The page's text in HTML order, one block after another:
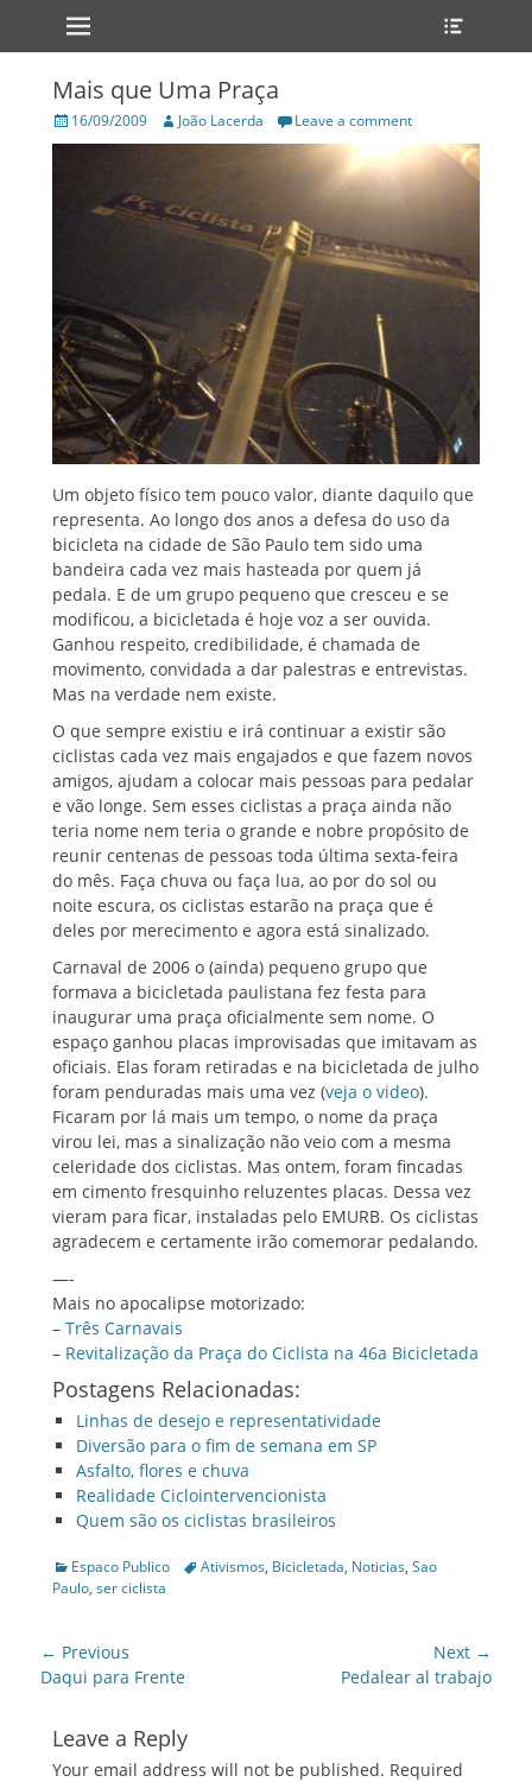
Primary Menu
Skip
Mais que Uma Praça
Posted
on
16/09/2009 Author
João Lacerda Leave a comment
Um objeto físico tem pouco valor, diante daquilo que
representa. Ao longo dos anos a defesa do uso da
bicicleta na cidade de São Paulo tem sido uma
bandeira cada vez mais hasteada por quem já
pedala. E de um grupo pequeno que cresceu e se
modificou, a bicicletada é hoje voz a ser ouvida.
Ganhou respeito, credibilidade, é chamada de
movimento, convidada a dar palestras e entrevistas.
Mas na verdade nem existe.
O que sempre existiu e irá continuar a existir são
ciclistas cada vez mais engajados e que fazem novos
amigos, ajudam a colocar mais pessoas para pedalar
e vão longe. Sem esses ciclistas a praça ainda não
teria nome nem teria o grande e nobre propósito de
reunir centenas de pessoas toda última sexta-feira
do mês. Faça chuva ou faça lua, ao por do sol ou
noite escura, os ciclistas estarão na praça que é
deles por merecimento e agora está sinalizado.
Carnaval de 2006 o (ainda) pequeno grupo que
formava a bicicletada paulistana fez festa para
inaugurar uma praça oficialmente sem nome. O
espaço ganhou placas improvisadas que imitavam as
oficiais. Elas foram retiradas e na bicicletada de julho
foram penduradas mais uma vez (veja o video).
Ficaram por lá mais um tempo, o nome da praça
virou lei, mas a sinalização não veio com a mesma
celeridade dos ciclistas. Mas ontem, foram fincadas
em cimento fresquinho reluzentes placas. Dessa vez
vieram para ficar, instaladas pelo EMURB. Os ciclistas
agradecem e certamente irão comemorar pedalando.
—-
Mais no apocalipse motorizado:
– Três Carnavais
– Revitalização da Praça do Ciclista na 46a Bicicletada
Postagens Relacionadas:
Linhas de desejo e representatividade
Diversão para o fim de semana em SP
Asfalto, flores e chuva
Realidade Ciclointervencionista
Quem são os ciclistas brasileiros
Categories
Espaco Publico TagsAtivismos, Bicicletada, Noticias, Sao
Paulo, ser ciclista
Post
navigation
← Previous
Previous
Daqui para Frente
Next →
Pedalear al trabajo
Leave a Reply
Your email address will not be published. Required